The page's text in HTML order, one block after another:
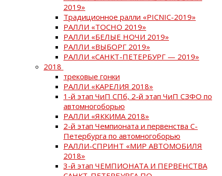
2019»
Традиционное ралли «PICNIC-2019»
РАЛЛИ «ТОСНО 2019»
РАЛЛИ «БЕЛЫЕ НОЧИ 2019»
РАЛЛИ «ВЫБОРГ 2019»
РАЛЛИ «САНКТ-ПЕТЕРБУРГ — 2019»
2018
трековые гонки
РАЛЛИ «КАРЕЛИЯ 2018»
1-й этап ЧиП СПб, 2-й этап ЧиП СЗФО по
автомногоборью
РАЛЛИ «ЯККИМА 2018»
2-й этап Чемпионата и первенства С-
Петербурга по автомногоборью
РАЛЛИ-СПРИНТ «МИР АВТОМОБИЛЯ
2018»
3-й этап ЧЕМПИОНАТА И ПЕРВЕНСТВА